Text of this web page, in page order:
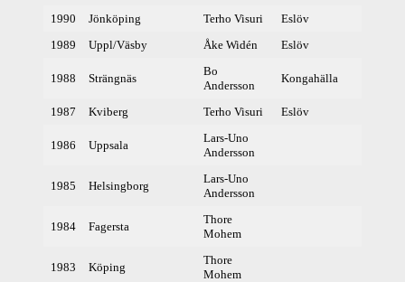
1990 Jönköping Terho Visuri Eslöv
1989
Uppl/Väsby Åke Widén Eslöv
1988 Strängnäs
Bo
Andersson
Kongahälla
1987 Kviberg Terho Visuri Eslöv
1986 Uppsala
Lars-Uno
Andersson
1985 Helsingborg
Lars-Uno
Andersson
1984 Fagersta
Thore
Mohem
1983 Köping
Thore
Mohem